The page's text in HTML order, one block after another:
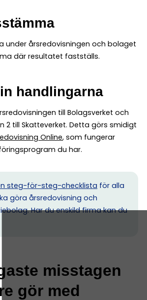
under årsredovisningen och bolaget
där resultatet fastställs.
handlingarna
till Bolagsverket och
2 till Skatteverket. Detta görs smidigt
Online, som fungerar
du har.
steg-för-steg-checklista för alla
göra årsredovisning och
Har du enskild firma kan du
misstagen
gör med